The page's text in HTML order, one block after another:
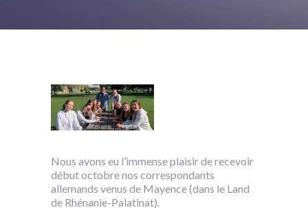
Nous avons eu l’immense plaisir de recevoir
début octobre nos correspondants
allemands venus de Mayence (dans le Land
de Rhénanie-Palatinat).